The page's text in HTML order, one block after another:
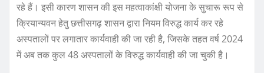
रहे हैं। इसी कारण शासन की इस महत्वाकांक्षी योजना के सुचारू रूप से
क्रियान्यवन हेतु छत्तीसगढ़ शासन द्वारा नियम विरुद्ध कार्य कर रहे
अस्पतालों पर लगातार कार्यवाही की जा रही है, जिसके तहत वर्ष 2024
में अब तक कुल 48 अस्पतालों के विरुद्ध कार्यवाही की जा चुकी है।